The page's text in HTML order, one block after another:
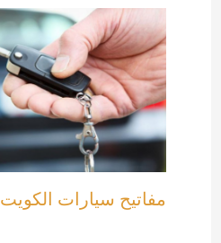
مفاتيح سيارات الكويت 92295349